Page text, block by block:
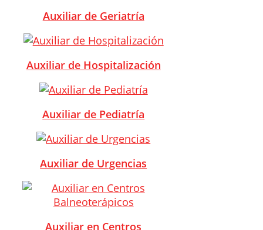
Auxiliar de Geriatría
Auxiliar de Hospitalización
Auxiliar de Pediatría
Auxiliar de Urgencias
Auxiliar en Centros